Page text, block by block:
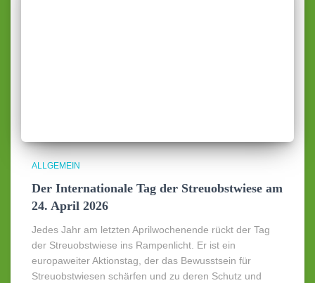
ALLGEMEIN
Der Internationale Tag der Streuobstwiese am
24. April 2026
Jedes Jahr am letzten Aprilwochenende rückt der Tag
der Streuobstwiese ins Rampenlicht. Er ist ein
europaweiter Aktionstag, der das Bewusstsein für
Streuobstwiesen schärfen und zu deren Schutz und